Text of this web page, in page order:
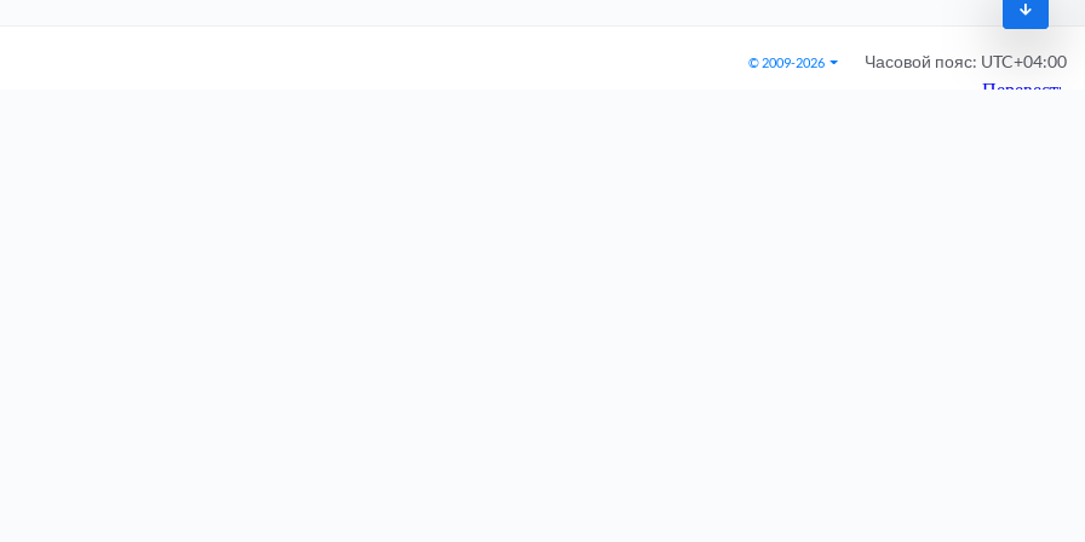
© 2009-2026 Часовой пояс: UTC+04:00